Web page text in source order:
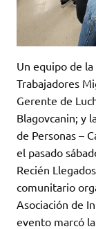
Un equipo de
Trabajadores
Gerente de
Blagovcanin; y
de Personas –
el pasado
Recién
comunitario
Asociación de
evento marcó